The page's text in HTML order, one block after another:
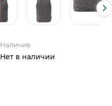
Наличие
Нет в наличии